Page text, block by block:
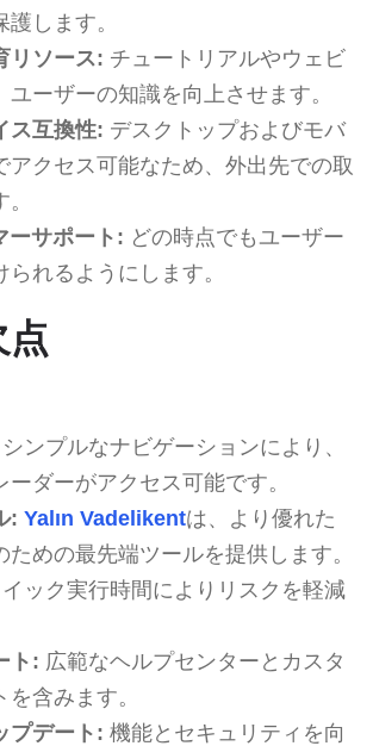
護します。
リソース: チュートリアルやウェビ
ユーザーの知識を向上させます。
ス互換性: デスクトップおよびモバ
アクセス可能なため、外出先での取
ーサポート: どの時点でもユーザー
られるようにします。
点
シンプルなナビゲーションにより、
ーダーがアクセス可能です。
: Yalın Vadelikentは、より優れた
ための最先端ツールを提供します。
イック実行時間によりリスクを軽減
ト: 広範なヘルプセンターとカスタ
含みます。
プデート: 機能とセキュリティを向